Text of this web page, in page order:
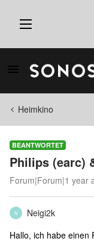
Heimkino
BEANTWORTET
Philips (earc)
Forum|Forum|1 year
N
Neigi2k
Hallo, ich habe einen